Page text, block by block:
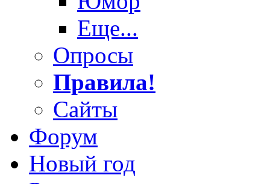
Еще...
Опросы
Правила!
Сайты
Форум
Новый год